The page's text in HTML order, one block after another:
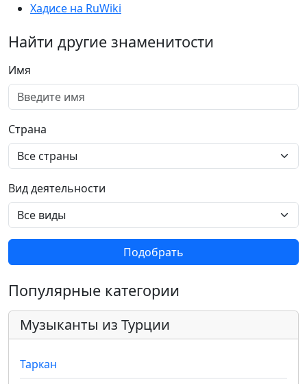
Хадисе на RuWiki
Найти другие знаменитости
Имя
Страна
Вид деятельности
Подобрать
Популярные категории
Музыканты из Турции
Таркан